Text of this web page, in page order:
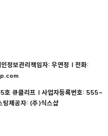
정보관리책임자: 우연정 | 전화:
호 큐클리프 | 사업자등록번호: 555-
팅제공자: (주)식스샵